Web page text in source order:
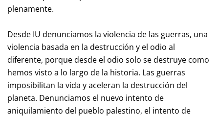
plenamente.
Desde IU denunciamos la violencia de las guerras, una
violencia basada en la destrucción y el odio al
diferente, porque desde el odio solo se destruye como
hemos visto a lo largo de la historia. Las guerras
imposibilitan la vida y aceleran la destrucción del
planeta. Denunciamos el nuevo intento de
aniquilamiento del pueblo palestino, el intento de